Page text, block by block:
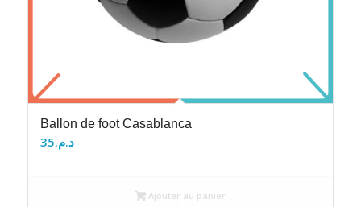
Ballon de foot Casablanca
د.م.35
Ajouter au panier